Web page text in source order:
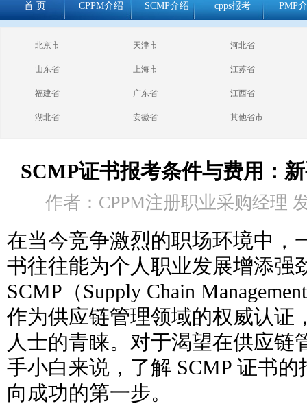
首 页 CPPM介绍 SCMP介绍 cpps报考 PMP
cppm报考常见
问题
北京市 天津市 河北省
山东省 上海市 江苏省
福建省 广东省 江西省
湖北省 安徽省 其他省市
SCMP证书报考条件与费用：
作者：CPPM注册职业采购经理
在当今竞争激烈的职场环境中，
书往往能为个人职业发展增添强
SCMP（Supply Chain
作为供应链管理领域的权威认证
人士的青睐。对于渴望在供应链
手小白来说，了解 SCMP 证书
向成功的第一步。